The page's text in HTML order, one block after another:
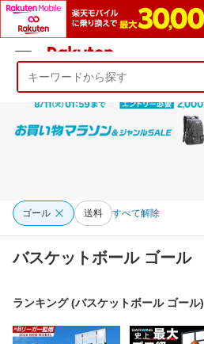
ようこそ 楽天市場へ ログイン
ゴール 送料 すべて解除
バスケットボール ゴール
ランキング (バスケットボール ゴール)